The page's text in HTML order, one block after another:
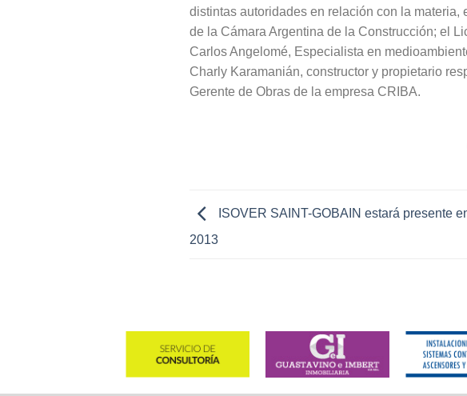
distintas autoridades en relación con la
de la Cámara Argentina de la Construcción; el
Carlos Angelomé, Especialista en
Charly Karamanián, constructor y propietario
Gerente de Obras de la empresa CRIBA.
ISOVER SAINT-GOBAIN estará presente
2013